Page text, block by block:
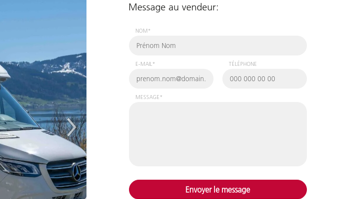
Message au vendeur:
NOM*
E-MAIL* TÉLÉPHONE
MESSAGE*
Envoyer le message